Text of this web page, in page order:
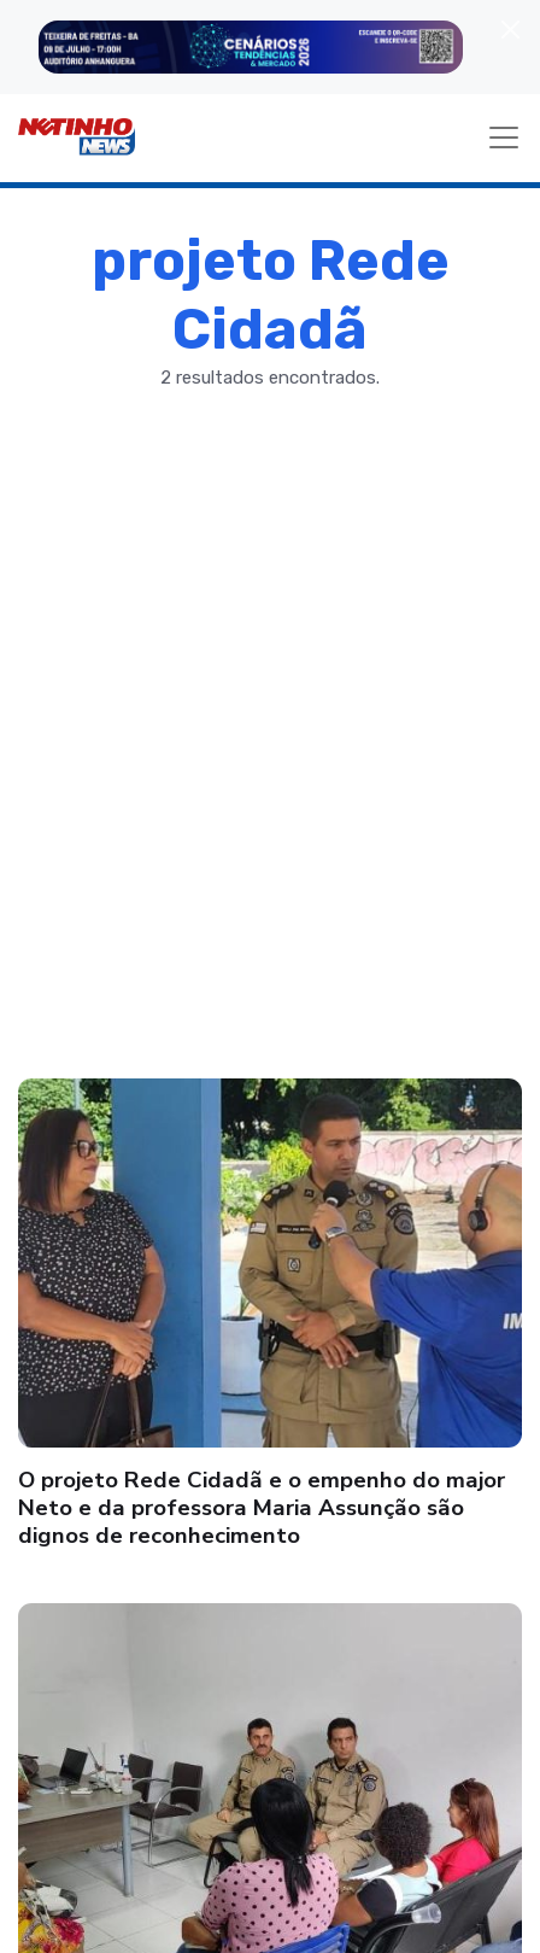
projeto Rede
Cidadã
2 resultados encontrados.
O projeto Rede Cidadã e o empenho do major
Neto e da professora Maria Assunção são
dignos de reconhecimento